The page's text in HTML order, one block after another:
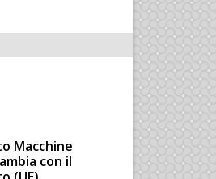
Macchine
con il